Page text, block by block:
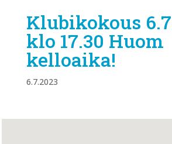
Klubikokous
klo 17.30 Huom
kelloaika!
6.7.2023